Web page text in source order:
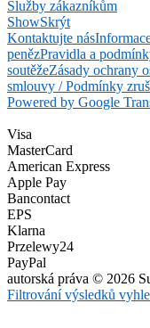
Služby zákazníkům
ShowSkrýt
Kontaktujte nás
penězPravidla a
soutěžeZásady ochrany
smlouvy / Podmínky
Powered by Google
Visa
MasterCard
American Express
Apple Pay
Bancontact
EPS
Klarna
Przelewy24
PayPal
autorská práva © 2026
Filtrování výsledků